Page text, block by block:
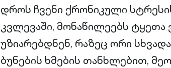
დროს ჩვენი ქრონიკული
კვლევაში, მონაწილეებს
უზიარებდნენ, რაზეც ორი
ბუნების ხმების თანხლებით,